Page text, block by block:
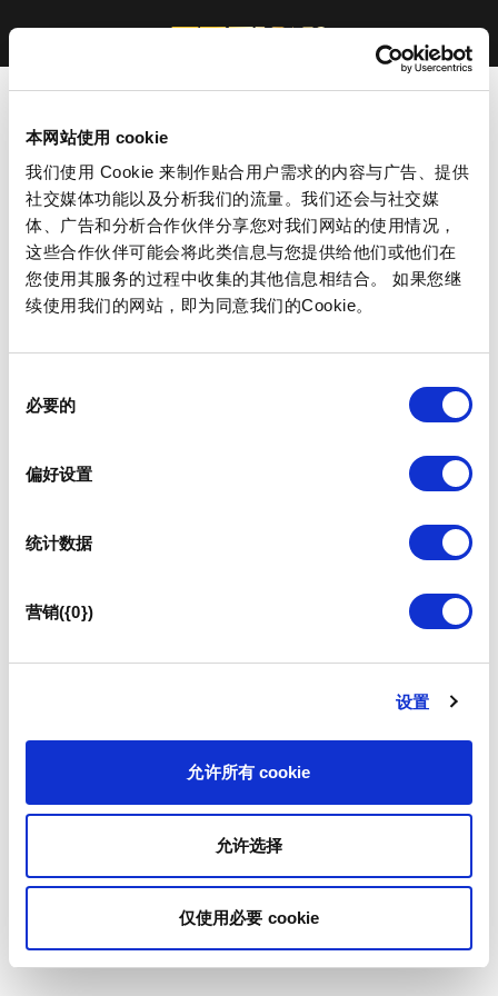
本网站使用 cookie
我们使用 Cookie 来制作贴合用户需求的内容与广告、提供
社交媒体功能以及分析我们的流量。我们还会与社交媒
体、广告和分析合作伙伴分享您对我们网站的使用情况，
这些合作伙伴可能会将此类信息与您提供给他们或他们在
您使用其服务的过程中收集的其他信息相结合。 如果您继
续使用我们的网站，即为同意我们的Cookie。
必要的
偏好设置
统计数据
营销({0})
设置
允许所有 cookie
允许选择
仅使用必要 cookie